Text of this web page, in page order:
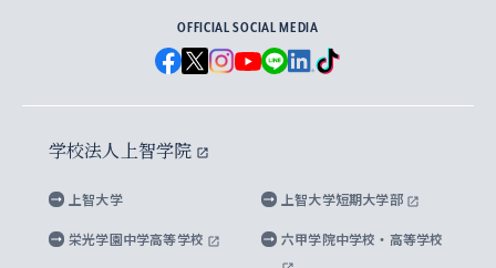
経済学研究科
グローバル・スタディーズ研究科
メディア・ジャーナリズム研究所
水稀少社会研究センター
先進機械・構造材料イノベーションセンター
国による高等教育の修学支援新制度
大学院生対象の奨学金
海外留学する際の費用と奨学金
父母・保証人とのネットワーク
学外とのネットワーク
上智大学大学案内・大学院案内
英文広報誌 SOPHIA magazine
上智大学のビジュアル・アイデンティティ
上智大学ビジュアル・アイデンティティ
上智大学校歌 ・上智大学学生歌
上智大学への取材・キャンパスでの撮影について
上智大学の公開情報
上智大学の教育研究活動等の情報公表
キャンパス案内
OFFICIAL SOCIAL MEDIA
学校法人上智学院
上智大学 上智大学短期大学部
栄光学園中学高等学校 六甲学院中学校・高等学校